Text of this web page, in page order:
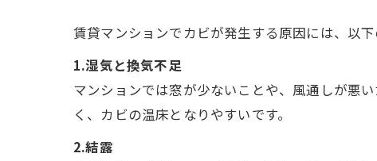
賃貸マンションでカビが発生する原因には、以下
1.湿気と換気不足
マンションでは窓が少ないことや、風通しが悪
く、カビの温床となりやすいです。
2.結露